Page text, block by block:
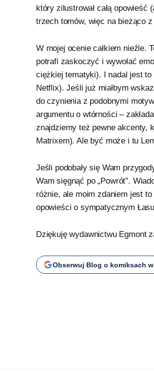
który zilustrował całą
trzech tomów, więc na bieżąco
W mojej ocenie całkiem nieźle.
potrafi zaskoczyć i wywołać
ciężkiej tematyki). I nadal jest
Netflix). Jeśli już miałbym
do czynienia z podobnymi
argumentu o wtórności –
znajdziemy też pewne akcenty,
Matrixem). Ale być może i tu
Jeśli podobały się Wam
Wam sięgnąć po „Powrót”.
różnie, ale moim zdaniem jest
opowieści o sympatycznym
Dziękuję wydawnictwu Egmont
Obserwuj Blog o komiksach